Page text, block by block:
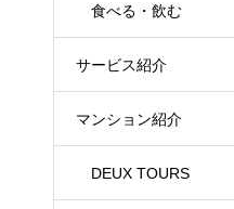
食べる・飲む
サービス紹介
マンション紹介
DEUX TOURS